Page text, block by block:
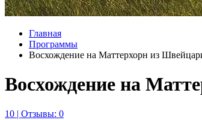
Главная
Программы
Восхождение на Маттерхорн из
Восхождение на
10 | Отзывы: 0